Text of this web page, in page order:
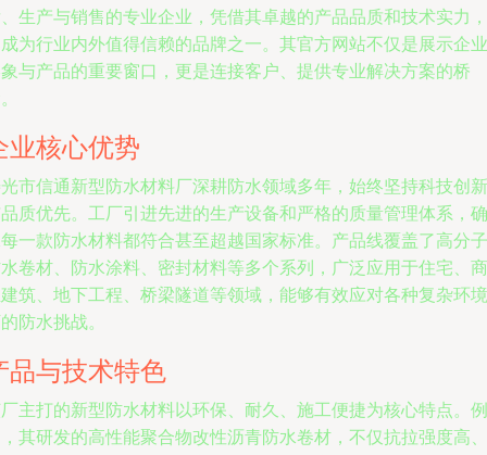
生产与销售的专业企业，凭借其卓越的产品品质和技术实力，
为行业内外值得信赖的品牌之一。其官方网站不仅是展示企业
与产品的重要窗口，更是连接客户、提供专业解决方案的桥
业核心优势
市信通新型防水材料厂深耕防水领域多年，始终坚持科技创新
质优先。工厂引进先进的生产设备和严格的质量管理体系，确
一款防水材料都符合甚至超越国家标准。产品线覆盖了高分子
卷材、防水涂料、密封材料等多个系列，广泛应用于住宅、商
筑、地下工程、桥梁隧道等领域，能够有效应对各种复杂环境
防水挑战。
品与技术特色
主打的新型防水材料以环保、耐久、施工便捷为核心特点。例
其研发的高性能聚合物改性沥青防水卷材，不仅抗拉强度高、